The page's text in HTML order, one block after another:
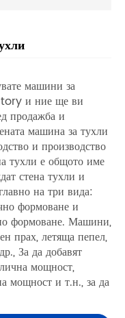
машини за
и ние ще ви
продажба и
машина за тухли
и производство
тухли е общото име
стена тухли и
на три вида:
формоване и
формоване. Машини,
прах, летяща пепел,
За да добавят
мощност,
мощност и т.н., за да